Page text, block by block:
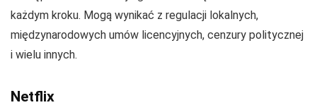
każdym kroku. Mogą wynikać z regulacji lokalnych,
międzynarodowych umów licencyjnych, cenzury politycznej
i wielu innych.
Netflix